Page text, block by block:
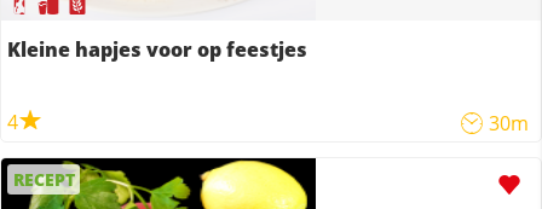
Kleine hapjes voor op feestjes
4 30m
RECEPT